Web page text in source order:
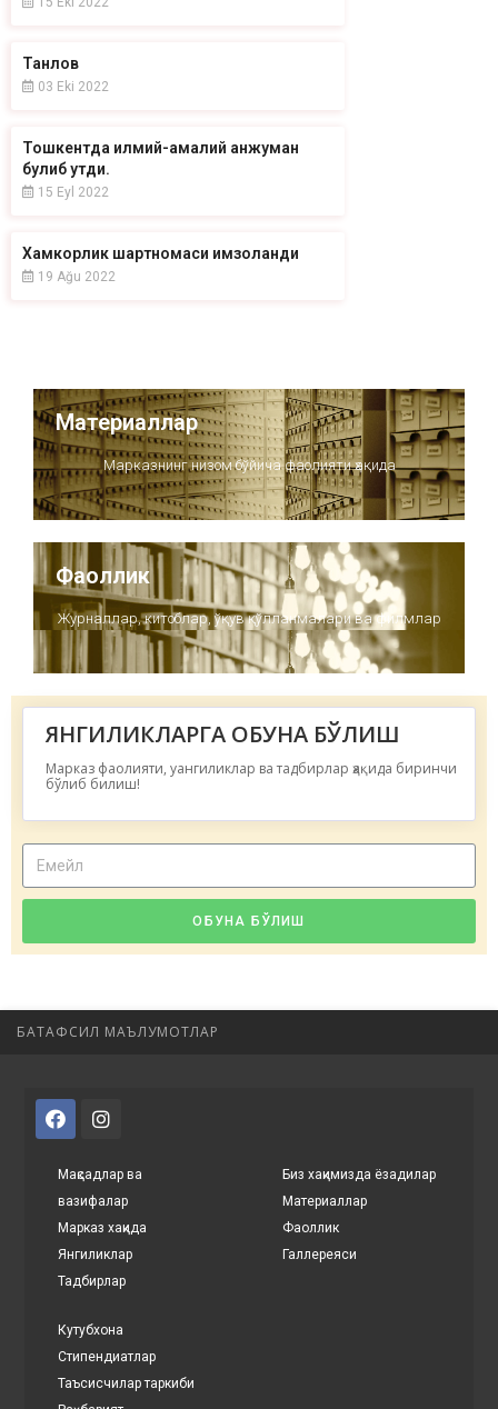
Танлов
03 Eki 2022
Тошкентда илмий-амалий анжуман
булиб утди.
15 Eyl 2022
Хамкорлик шартномаси имзоланди
19 Ağu 2022
Материаллар
Марказнинг низом бўйича фаолияти ҳақида
Фаоллик
Журналлар, китоблар, ўқув қўлланмалари ва филмлар
ЯНГИЛИКЛАРГА ОБУНА БЎЛИШ
Марказ фаолияти, уангиликлар ва тадбирлар ҳақида биринчи
бўлиб билиш!
ОБУНА БЎЛИШ
БАТАФСИЛ МАЪЛУМОТЛАР
Мақсадлар ва
вазифалар
Марказ хақида
Янгиликлар
Тадбирлар
Биз хақимизда ёзадилар
Материаллар
Фаоллик
Галлереяси
Кутубхона
Стипендиатлар
Таъсисчилар таркиби